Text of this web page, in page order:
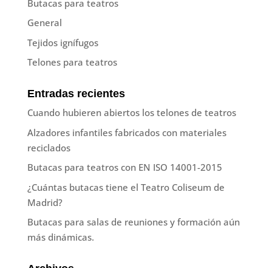
Butacas para teatros
General
Tejidos ignífugos
Telones para teatros
Entradas recientes
Cuando hubieren abiertos los telones de teatros
Alzadores infantiles fabricados con materiales
reciclados
Butacas para teatros con EN ISO 14001-2015
¿Cuántas butacas tiene el Teatro Coliseum de
Madrid?
Butacas para salas de reuniones y formación aún
más dinámicas.